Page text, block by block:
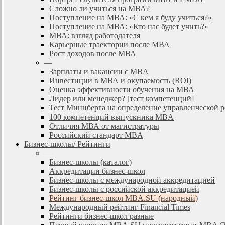
Сложно ли учиться на МВА?
Поступление на МВА: «С кем я буду учиться?»
Поступление на МВА: «Кто нас будет учить?»
МВА: взгляд работодателя
Карьерные траектории после МВА
Рост доходов после МВА
—
Зарплаты и вакансии с MBA
Инвестиции в МВА и окупаемость (ROI)
Оценка эффективности обучения на МВА
Лидер или менеджер? [тест компетенций]
Тест Минцберга на определение управленческой
100 компетенций выпускника MBA
Отличия МВА от магистратуры
Российский стандарт MBA
Бизнес-школы/ Рейтинги
—
Бизнес-школы (каталог)
Аккредитации бизнес-школ
Бизнес-школы с международной аккредитацией
Бизнес-школы с российской аккредитацией
Рейтинг бизнес-школ MBA.SU (народный)
Международный рейтинг Financial Times
Рейтинги бизнес-школ разные